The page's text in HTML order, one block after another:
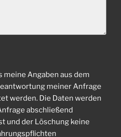
meine Angaben aus dem
meiner Anfrage
werden. Die Daten werden
abschließend
und der Löschung keine